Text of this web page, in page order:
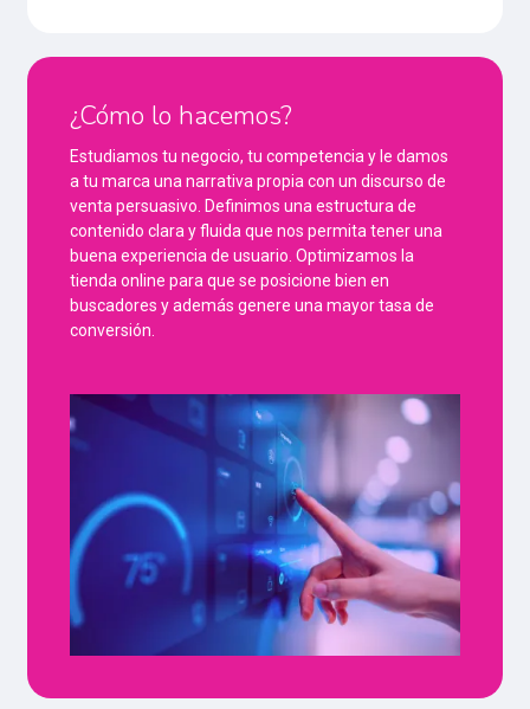
¿Cómo lo hacemos?
Estudiamos tu negocio, tu competencia y le damos
a tu marca una narrativa propia con un discurso de
venta persuasivo. Definimos una estructura de
contenido clara y fluida que nos permita tener una
buena experiencia de usuario. Optimizamos la
tienda online para que se posicione bien en
buscadores y además genere una mayor tasa de
conversión.